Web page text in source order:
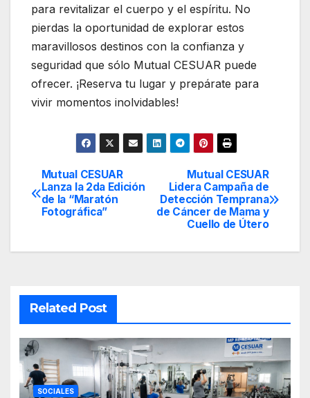
para revitalizar el cuerpo y el espíritu. No
pierdas la oportunidad de explorar estos
maravillosos destinos con la confianza y
seguridad que sólo Mutual CESUAR puede
ofrecer. ¡Reserva tu lugar y prepárate para
vivir momentos inolvidables!
Navegación
de
Mutual CESUAR
Lidera Campaña de
Detección Temprana
de Cáncer de Mama y
Cuello de Útero
Mutual CESUAR
Lanza la 2da Edición
de la “Maratón
Fotográfica”
Related Post
SOCIALES